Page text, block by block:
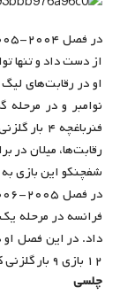
از دست داد و تنها توانست ۱۷ گل
نوامبر و در
رقابت‌ها، میلان در
شفچنکو این بازی به
داد. در این فصل او
۱۲ بازی ۹ بار گلزنی کند.
چلسی